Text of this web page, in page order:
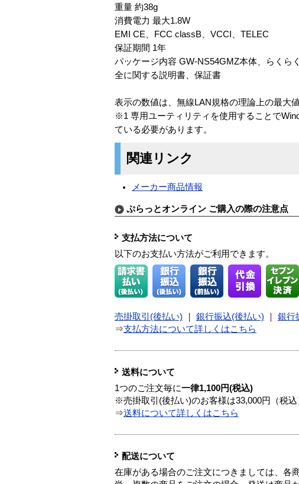
重量 約38g
消費電力 最大1.8W
EMI CE、FCC classB、VCCI、TELEC
保証期間 1年
パッケージ内容 GW-NS54GMZ本体、らくら
全に関する説明書、保証書
表示の数値は、無線LAN規格の理論上の最大
※1 専用ユーティリティを使用することで
ている必要があります。
関連リンク
メーカー商品情報
ぷらっとオンライン ご購入の際の注意点
支払方法について
以下のお支払い方法がご利用できます。
売掛取引(後払い) 銀行振込(後払い) 銀行
⇒支払方法について詳しくはこちら
送料について
1つのご注文毎に一律1,100円(税込)
※売掛取引(後払い)のお客様は33,000円（税込
⇒送料について詳しくはこちら
配送について
在庫がある場合のご注文につきましては、各